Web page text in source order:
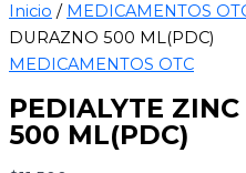
Inicio / MEDICAMENTOS
DURAZNO 500 ML(PDC)
MEDICAMENTOS OTC
PEDIALYTE
500 ML(PDC)